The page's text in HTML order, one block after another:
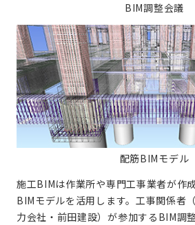
BIM調整会議
配筋BIMモデル
施工BIMは作業所や専門工事業者が作
BIMモデルを活用します。工事関係者
力会社・前田建設）が参加するBIM調